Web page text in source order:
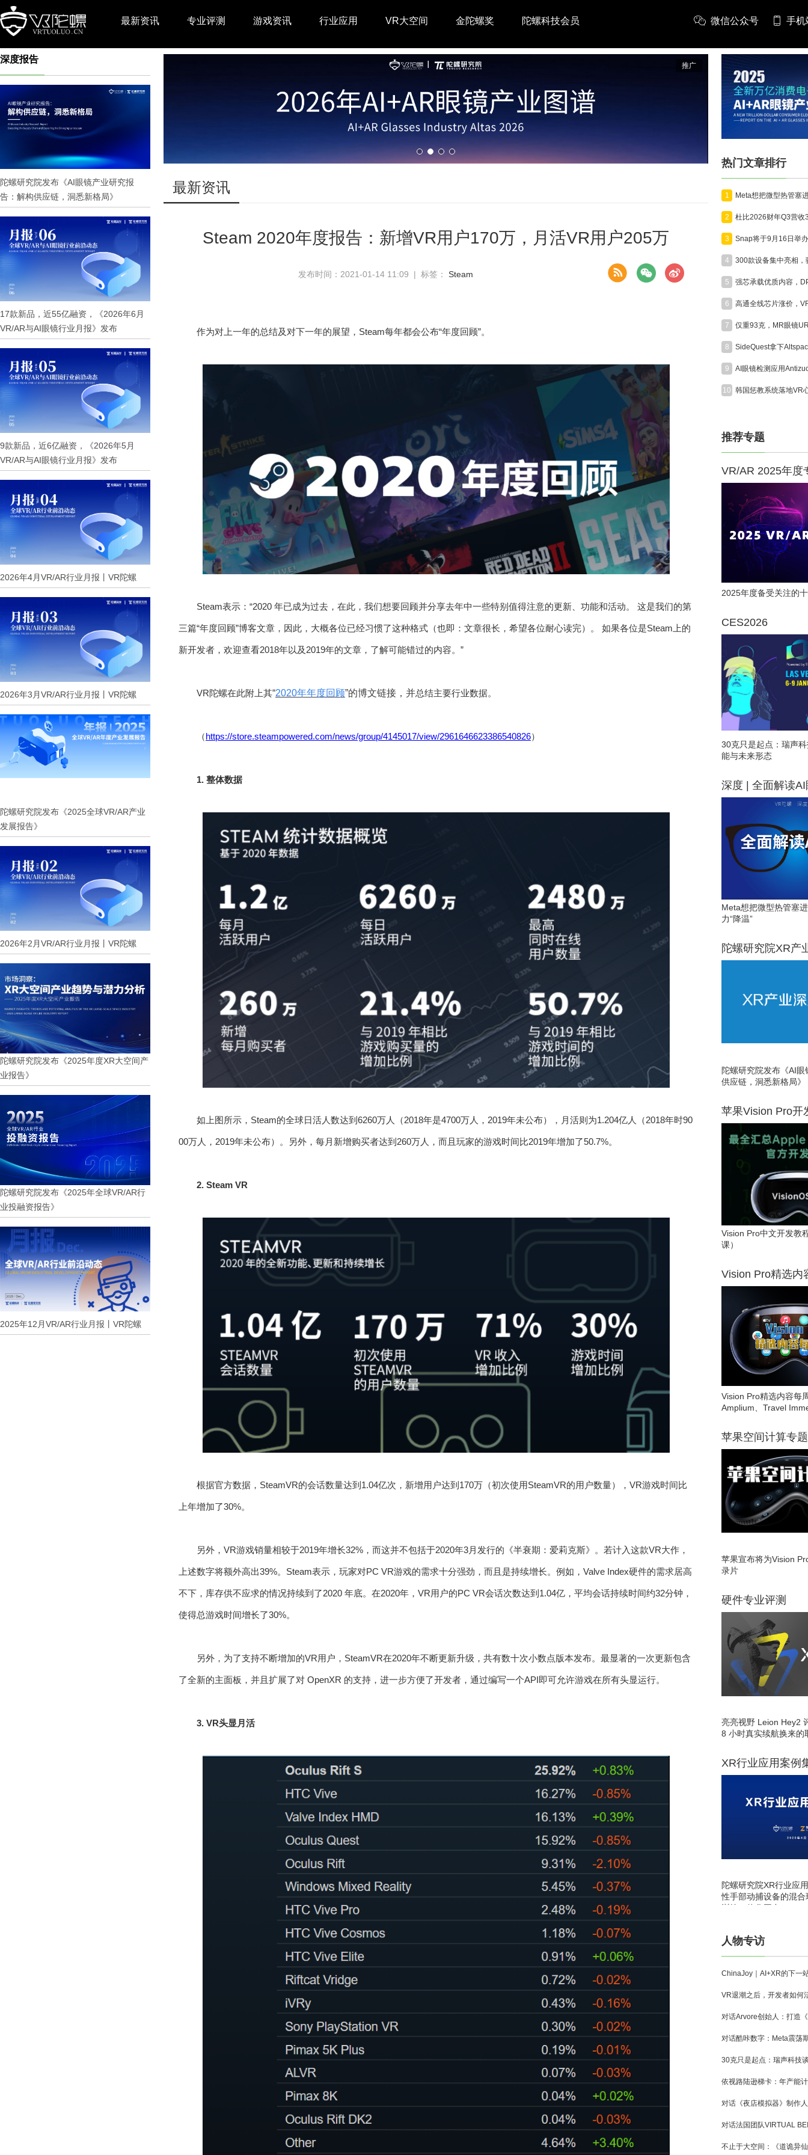
最新资讯 专业评测 游戏资讯 行业应用 VR大空间 金陀螺奖 陀螺科技会员 微信公众号 手机
深度报告
陀螺研究院发布《AI眼镜产业研究报
告：解构供应链，洞悉新格局》
17款新品，近55亿融资，《2026年6月
VR/AR与AI眼镜行业月报》发布
9款新品，近6亿融资，《2026年5月
VR/AR与AI眼镜行业月报》发布
2026年4月VR/AR行业月报丨VR陀螺
2026年3月VR/AR行业月报丨VR陀螺
陀螺研究院发布《2025全球VR/AR产业
发展报告》
2026年2月VR/AR行业月报丨VR陀螺
陀螺研究院发布《2025年度XR大空间产
业报告》
陀螺研究院发布《2025年全球VR/AR行
业投融资报告》
2025年12月VR/AR行业月报丨VR陀螺
推广
最新资讯
Steam 2020年度报告：新增VR用户170万，月活VR用户205万
发布时间：2021-01-14 11:09 | 标签： Steam
作为对上一年的总结及对下一年的展望，Steam每年都会公布“年度回顾”。
Steam表示：“2020 年已成为过去，在此，我们想要回顾并分享去年中一些特别值得注意的更新、功能和活动。 这是我们的第
三篇“年度回顾”博客文章，因此，大概各位已经习惯了这种格式（也即：文章很长，希望各位耐心读完）。 如果各位是Steam上的
新开发者，欢迎查看2018年以及2019年的文章，了解可能错过的内容。”
VR陀螺在此附上其“2020年年度回顾”的博文链接，并总结主要行业数据。
（https://store.steampowered.com/news/group/4145017/view/2961646623386540826）
1. 整体数据
如上图所示，Steam的全球日活人数达到6260万人（2018年是4700万人，2019年未公布），月活则为1.204亿人（2018年时90
00万人，2019年未公布）。另外，每月新增购买者达到260万人，而且玩家的游戏时间比2019年增加了50.7%。
2. Steam VR
根据官方数据，SteamVR的会话数量达到1.04亿次，新增用户达到170万（初次使用SteamVR的用户数量），VR游戏时间比
上年增加了30%。
另外，VR游戏销量相较于2019年增长32%，而这并不包括于2020年3月发行的《半衰期：爱莉克斯》。若计入这款VR大作，
上述数字将额外高出39%。Steam表示，玩家对PC VR游戏的需求十分强劲，而且是持续增长。例如，Valve Index硬件的需求居高
不下，库存供不应求的情况持续到了2020 年底。在2020年，VR用户的PC VR会话次数达到1.04亿，平均会话持续时间约32分钟，
使得总游戏时间增长了30%。
另外，为了支持不断增加的VR用户，SteamVR在2020年不断更新升级，共有数十次小数点版本发布。最显著的一次更新包含
了全新的主面板，并且扩展了对 OpenXR 的支持，进一步方便了开发者，通过编写一个API即可允许游戏在所有头显运行。
3. VR头显月活
热门文章排行
1
2
3
4
5
6
7
8
9
10
推荐专题
VR/AR 2025年度
2025年度备受关注的
CES2026
30克只是起点：瑞声
能与未来形态
深度 | 全面解读AI
Meta想把微型热管塞
力“降温”
陀螺研究院XR产
陀螺研究院发布《AI
供应链，洞悉新格局》
苹果Vision Pro开
Vision Pro中文开发教
课）
Vision Pro精选内
Vision Pro精选内容每
Amplium、Travel
苹果空间计算专题
苹果宣布将为Vision
录片
硬件专业评测
亮亮视野 Leion Hey2
8 小时真实续航换来的
XR行业应用案例
陀螺研究院XR行业应
性手部动捕设备的混
训练一体化平台
人物专访